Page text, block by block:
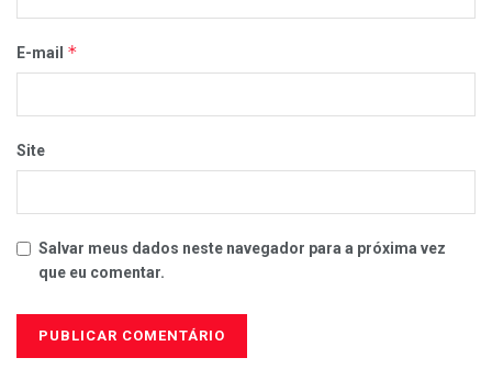
E-mail *
Site
Salvar meus dados neste navegador para a próxima vez
que eu comentar.